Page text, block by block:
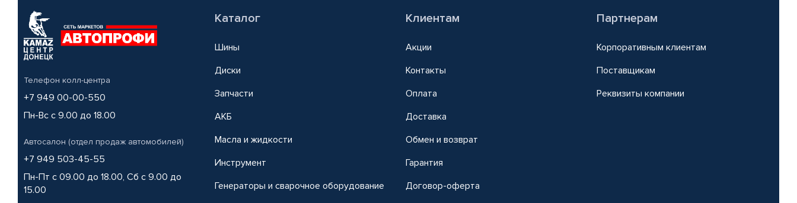
Телефон колл-центра
+7 949 00-00-550
Пн-Вс с 9.00 до 18.00
Автосалон (отдел продаж автомобилей)
+7 949 503-45-55
Пн-Пт с 09.00 до 18.00, Сб с 9.00 до
15.00
Каталог
Шины
Диски
Запчасти
АКБ
Масла и жидкости
Инструмент
Генераторы и сварочное оборудование
Клиентам
Акции
Контакты
Оплата
Доставка
Обмен и возврат
Гарантия
Договор-оферта
Партнерам
Корпоративным клиентам
Поставщикам
Реквизиты компании